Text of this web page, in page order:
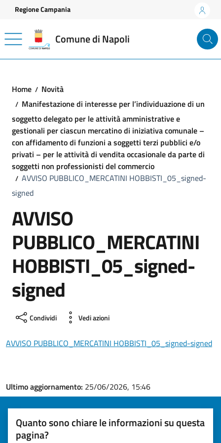
Vai ai contenuti
Vai al footer
Regione Campania
Comune di Napoli
Home
Novità
Manifestazione di interesse per l’individuazione di un
soggetto delegato per le attività amministrative e
gestionali per ciascun mercatino di iniziativa comunale –
con affidamento di funzioni a soggetti terzi pubblici e/o
privati – per le attività di vendita occasionale da parte di
soggetti non professionisti del commercio
AVVISO PUBBLICO_MERCATINI HOBBISTI_05_signed-
signed
AVVISO
PUBBLICO_MERCATINI
HOBBISTI_05_signed-
signed
Condividi Vedi azioni
AVVISO PUBBLICO_MERCATINI HOBBISTI_05_signed-signed
Ultimo aggiornamento: 25/06/2026, 15:46
Quanto sono chiare le informazioni su questa
pagina?